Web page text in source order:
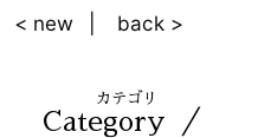
< new back >
カテゴリ
Category ／